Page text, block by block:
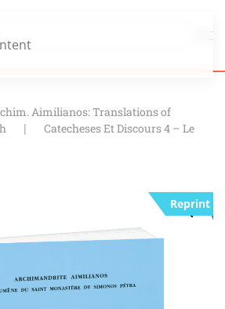
Aimilianos: Translations of
Catecheses Et Discours 4 – Le
Reprint